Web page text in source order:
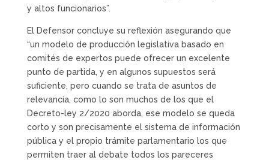
y altos funcionarios”.
El Defensor concluye su reflexión asegurando que
“un modelo de producción legislativa basado en
comités de expertos puede ofrecer un excelente
punto de partida, y en algunos supuestos será
suficiente, pero cuando se trata de asuntos de
relevancia, como lo son muchos de los que el
Decreto-ley 2/2020 aborda, ese modelo se queda
corto y son precisamente el sistema de información
pública y el propio trámite parlamentario los que
permiten traer al debate todos los pareceres